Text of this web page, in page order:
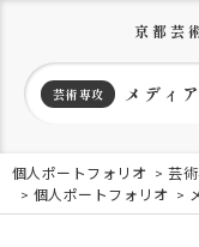
京都芸
芸術専攻 メディ
個人ポートフォリオ
芸
個人ポートフォリオ